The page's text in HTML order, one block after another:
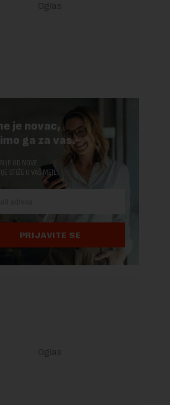
je novac,
ga za vas.
OD NOVE
STIŽE U VAŠ MEJL.
PRIJAVITE SE